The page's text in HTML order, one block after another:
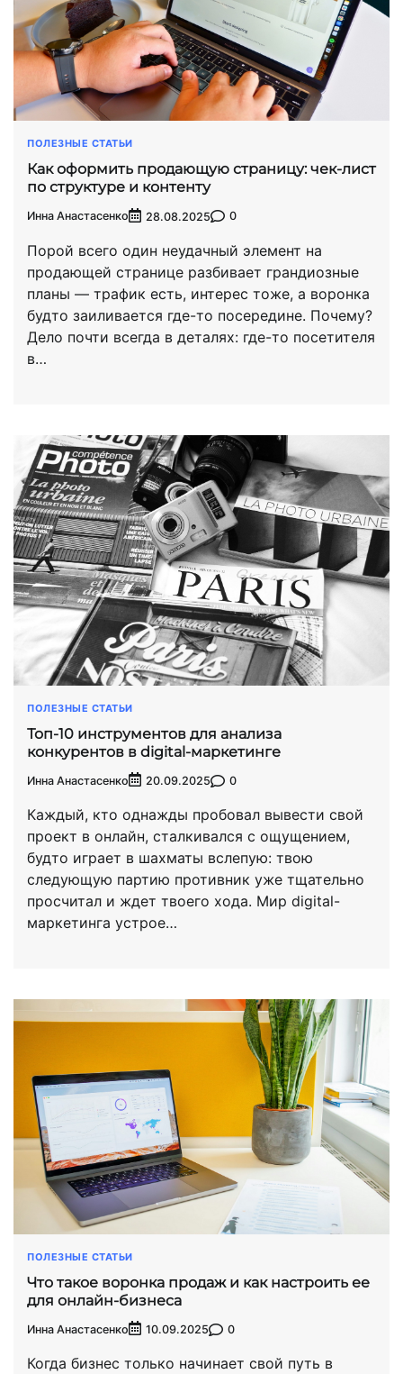
ПОЛЕЗНЫЕ СТАТЬИ
Как оформить продающую страницу: чек-лист
по структуре и контенту
Инна Анастасенко 28.08.2025 0
Порой всего один неудачный элемент на
продающей странице разбивает грандиозные
планы — трафик есть, интерес тоже, а воронка
будто заиливается где-то посередине. Почему?
Дело почти всегда в деталях: где-то посетителя
в…
ПОЛЕЗНЫЕ СТАТЬИ
Топ-10 инструментов для анализа
конкурентов в digital-маркетинге
Инна Анастасенко 20.09.2025 0
Каждый, кто однажды пробовал вывести свой
проект в онлайн, сталкивался с ощущением,
будто играет в шахматы вслепую: твою
следующую партию противник уже тщательно
просчитал и ждет твоего хода. Мир digital-
маркетинга устрое…
ПОЛЕЗНЫЕ СТАТЬИ
Что такое воронка продаж и как настроить ее
для онлайн-бизнеса
Инна Анастасенко 10.09.2025 0
Когда бизнес только начинает свой путь в